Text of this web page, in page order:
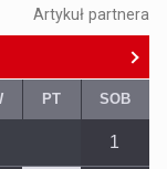
Artykuł partnera
PT SOB
1